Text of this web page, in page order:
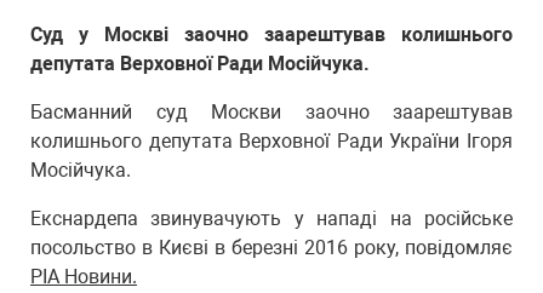
Суд у Москві заочно заарештував колишнього
депутата Верховної Ради Мосійчука.
Басманний суд Москви заочно заарештував
колишнього депутата Верховної Ради України Ігоря
Мосійчука.
Екснардепа звинувачують у нападі на російське
посольство в Києві в березні 2016 року, повідомляє
РІА Новини.